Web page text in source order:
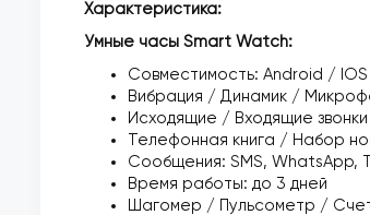
Характеристика:
Умные часы Smart Watch:
Совместимость: Android / IOS
Вибрация / Динамик /
Исходящие / Входящие
Телефонная книга / Набор
Сообщения: SMS, WhatsApp,
Время работы: до 3 дней
Шагомер / Пульсометр /